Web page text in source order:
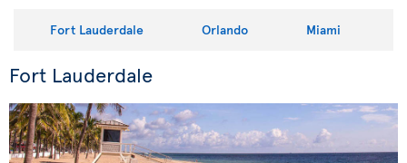
Fort Lauderdale Orlando Miami
Fort Lauderdale